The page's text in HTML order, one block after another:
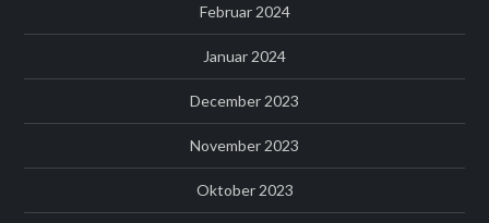
Februar 2024
Januar 2024
December 2023
November 2023
Oktober 2023